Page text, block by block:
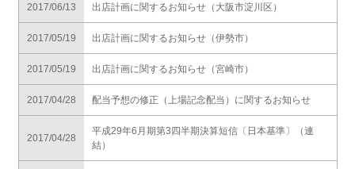
2017/06/13 出店計画に関するお知らせ（大阪市淀川区）
2017/05/19 出店計画に関するお知らせ（伊勢市）
2017/05/19 出店計画に関するお知らせ（宮崎市）
2017/04/28 配当予想の修正（上場記念配当）に関するお知らせ
2017/04/28
平成29年6月期第3四半期決算短信〔日本基準〕（連
結）